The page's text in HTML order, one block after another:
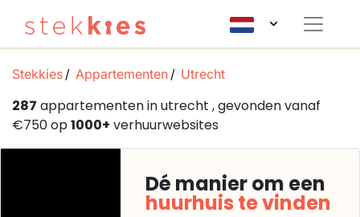
Stekkies Appartementen Utrecht
287 appartementen in utrecht , gevonden vanaf
€750 op1000+ verhuurwebsites
Dé manier om een
huurhuis te vinden